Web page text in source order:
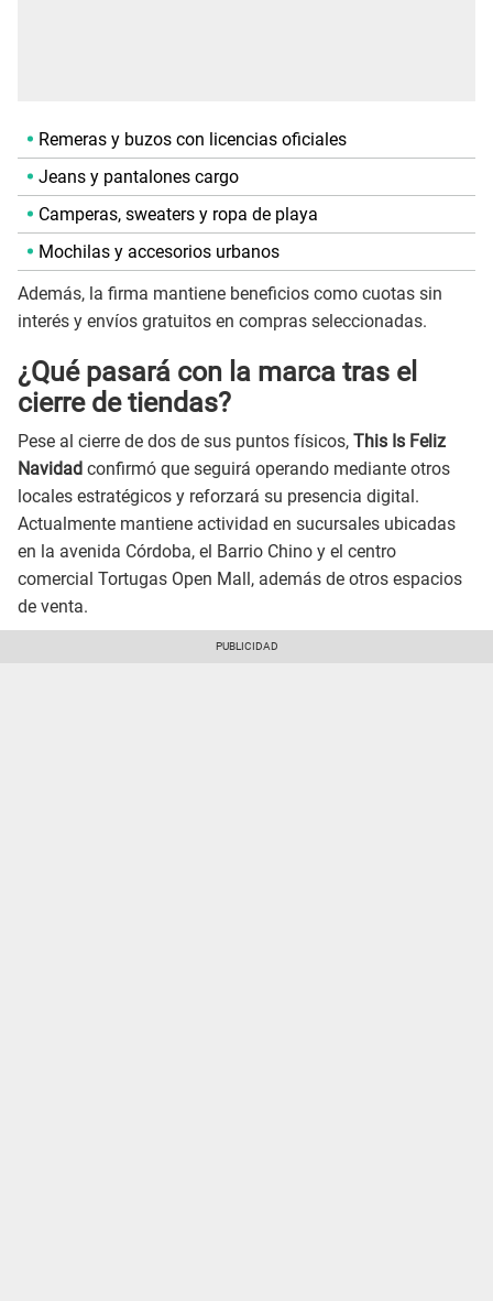
Remeras y buzos con licencias oficiales
Jeans y pantalones cargo
Camperas, sweaters y ropa de playa
Mochilas y accesorios urbanos
Además, la firma mantiene beneficios como cuotas sin
interés y envíos gratuitos en compras seleccionadas.
¿Qué pasará con la marca tras el
cierre de tiendas?
Pese al cierre de dos de sus puntos físicos, This Is Feliz
Navidad confirmó que seguirá operando mediante otros
locales estratégicos y reforzará su presencia digital.
Actualmente mantiene actividad en sucursales ubicadas
en la avenida Córdoba, el Barrio Chino y el centro
comercial Tortugas Open Mall, además de otros espacios
de venta.